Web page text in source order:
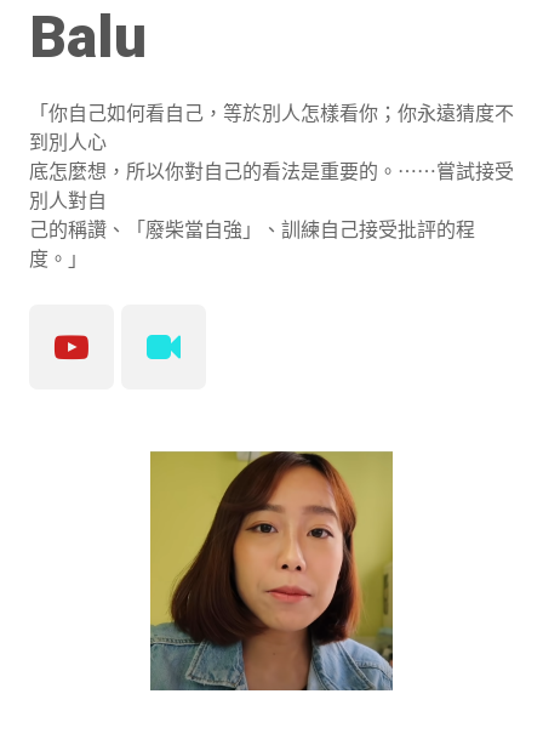
Balu
「你自己如何看自己，等於別人怎樣看你；你永遠猜度不
到別人心
底怎麼想，所以你對自己的看法是重要的。⋯⋯嘗試接受
別人對自
己的稱讚、「廢柴當自強」、訓練自己接受批評的程
度。」